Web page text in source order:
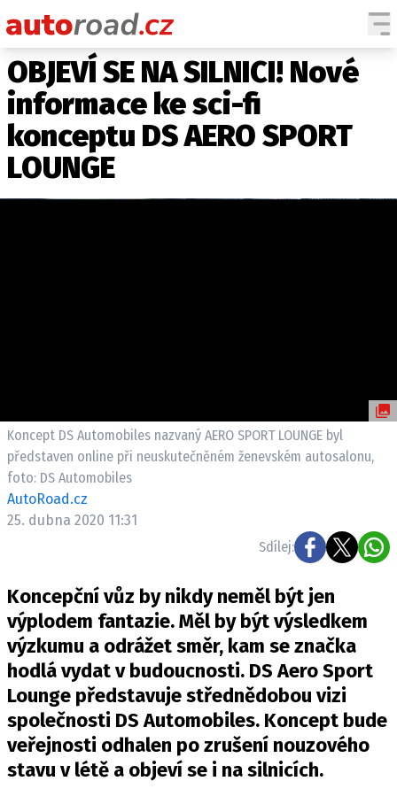
AUTA
TESTY AUT
NOVINKY
NOVINKY ZE SVĚTA EV
TESTY ELEKTROMOBILŮ
TISKOVKY
ROZHOVORY
Z DOMOVA
ZE SVĚTA
MOTORSPORT
OBJEVÍ SE NA SILNICI! Nové
informace ke sci-fi
konceptu DS AERO SPORT
LOUNGE
Koncept DS Automobiles nazvaný AERO SPORT LOUNGE byl
představen online při neuskutečněném ženevském autosalonu,
foto: DS Automobiles
AutoRoad.cz
25. dubna 2020 11:31
Sdílej:
Koncepční vůz by nikdy neměl být jen
výplodem fantazie. Měl by být výsledkem
výzkumu a odrážet směr, kam se značka
hodlá vydat v budoucnosti. DS Aero Sport
Lounge představuje střednědobou vizi
společnosti DS Automobiles. Koncept bude
veřejnosti odhalen po zrušení nouzového
stavu v létě a objeví se i na silnicích.